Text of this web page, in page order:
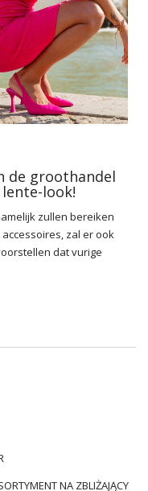
van basic ontwikkelt
Dit …
de groothandel
look!
zullen bereiken
zal er ook
dat vurige
met hertekende,
NA ZBLIŻAJĄCY